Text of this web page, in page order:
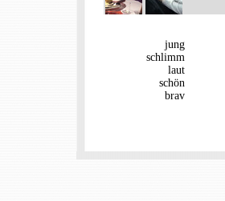
jung
schlimm
laut
schön
brav